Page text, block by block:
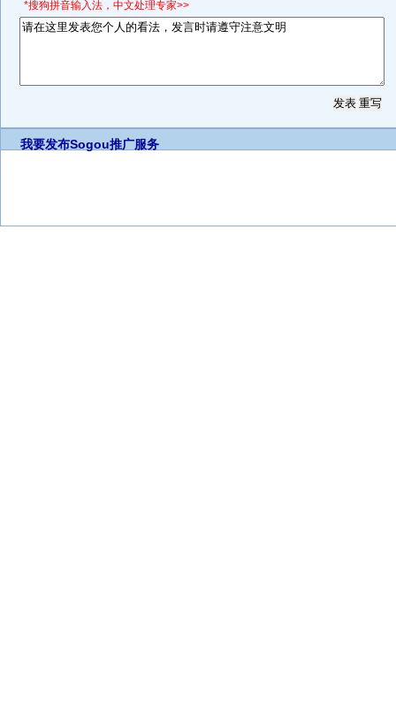
*搜狗拼音输入法，中文处理专家>>
我要发布Sogou推广服务